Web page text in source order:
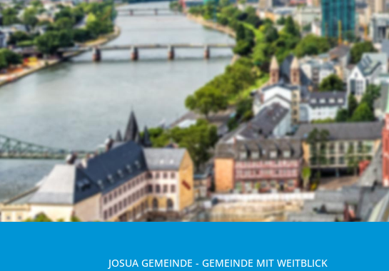
JOSUA GEMEINDE - GEMEINDE MIT WEITBLICK